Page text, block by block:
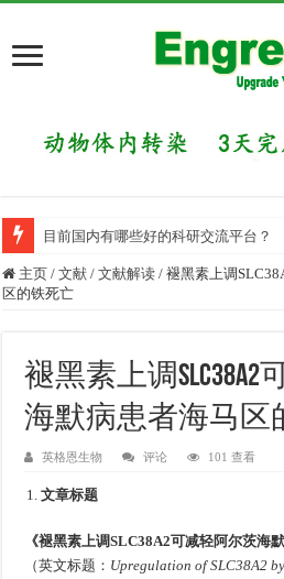
目前国内有哪些好的科研交流平台？
主页 / 文献 / 文献解读 / 褪黑素上调
区的铁死亡
褪黑素上调
海默病患者海马区
英格恩生物 评论 101 查看
文章标题
《褪黑素上调SLC38A2可减轻阿尔茨海
（英文标题： Upregulation of SLC38A2